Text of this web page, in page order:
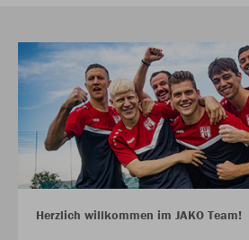
Herzlich willkommen im JAKO Team!